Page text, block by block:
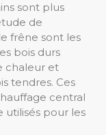
sont plus
de
frêne sont les
bois durs
chaleur et
tendres. Ces
central
pour les